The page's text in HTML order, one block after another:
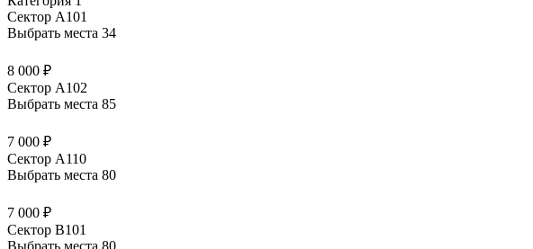
Сектор А101
Выбрать места 34
8 000 ₽
Сектор А102
Выбрать места 85
7 000 ₽
Сектор А110
Выбрать места 80
7 000 ₽
Сектор В101